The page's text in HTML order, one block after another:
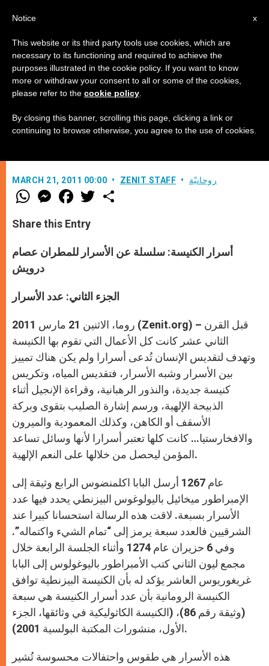
"جئت لتكون لهم الحياة ولتكون بوفرة"
(2)
MARCH 21, 2011 00:00 ZENIT STAFF روحانيّة
W
h
t
s
p
p
M
e
s
e
g
e
F
a
e
b
o
k
w
Share this Entry
أسرار الكنيسة: سلسلة عن الأسرار للمطران عصام
درويش
الجزء الثاني: عدد الأسرار
روما، الاثنين 21 مارس 2011 (Zenit.org) – قبل القرن
الثاني عشر كانت كل الأعمال التي تقوم بها الكنيسة
وتهدف لتقديس الإنسان تُدعى أسرارا ولم يكن هناك تمييز
بين الأسرار وشبه الأسرار، فتقديس المياه، وتكريس
كنيسة جديدة، والنذور الرهبانية، وقراءة الإنجيل أثناء
الذبيحة الإلهية، ورسم إشارة الصليب بتقوى وبركة
الأسقف أو الكاهن، وكذلك المعمودية والميرون
والافخارستيا… كانت كلها تعتبر أسرارا لأنها وسائل تساعد
المؤمن ليحصل من خلالها على النعم الإلهية.
عام 1267 أرسل البابا اكلمنضوس الرابع وثيقة إلى
الإمبراطور ميخائيل باليولوغوس البيزنطي يحدد فيها عدد
الأسرار بسبعة. لاقت هذه الرسالة استحسانا كبيرا عند
الشرقيين فالعدد سبعة يرمز إلى “تمام الشيء واكتماله”.
وفي 6 حزيران عام 1274 وأثناء الجلسة الرابعة خلال
مجمع ليون الثاني كتب الأمبراطور باليوغولوس إلى البابا
غريغوريوس العاشر يؤكد له بأن الكنيسة البيزنطية توافق
الكنيسة الرومانية بأن عدد أسرار الكنيسة هي سبعة
(وثيقة رقم 86)، (الكنيسة الكاثوليكية في وثائقها، الجزء
الأول، منشورات المكتبة البولسية 2001).
هذه الأسرار هي طقوس واحتفالات محسوسة تُشير
x
Notice
This website or its third party tools use cookies, which are
necessary to its functioning and required to achieve the
purposes illustrated in the cookie policy. If you want to know
more or withdraw your consent to all or some of the cookies,
please refer to the cookie policy
By closing this banner, scrolling this page, clicking a link or
continuing to browse otherwise, you agree to the use of cookies.